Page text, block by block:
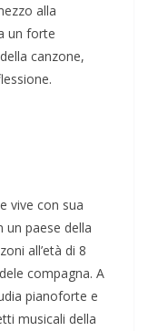
alla
un forte
canzone,
e vive con sua
un paese della
all’età di 8
compagna. A
pianoforte e
musicali della